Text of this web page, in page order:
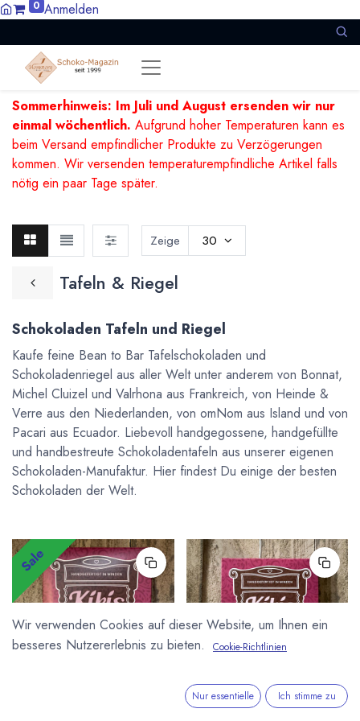
0 Anmelden
Sommerhinweis: Im Juli und August ersenden wir nur
einmal wöchentlich. Aufgrund hoher Temperaturen kann es
beim Versand empfindlicher Produkte zu Verzögerungen
kommen. Wir versenden temperaturempfindliche Artikel falls
nötig ein paar Tage später.
Tafeln & Riegel
Zeige 30
Schokoladen Tafeln und Riegel
Kaufe feine Bean to Bar Tafelschokoladen und
Schokoladenriegel aus aller Welt unter anderem von Bonnat,
Michel Cluizel und Valrhona aus Frankreich, von Heinde &
Verre aus den Niederlanden, von omNom aus Island und von
Pacari aus Ecuador. Liebevoll handgegossene, handgefüllte
und handbestreute Schokoladentafeln aus unserer eigenen
Schokoladen-Manufaktur. Hier findest Du einige der besten
Schokoladen der Welt.
Sale
Wir verwenden Cookies auf dieser Website, um Ihnen ein
besseres Nutzererlebnis zu bieten.
Cookie-Richtlinien
Nur essentielle Ich stimme zu